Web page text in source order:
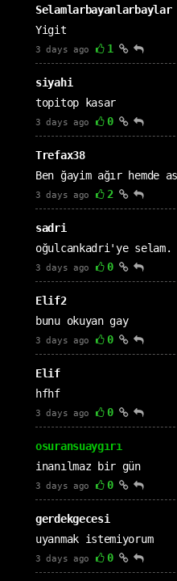
Selamlarbayanlarbaylar
Yigit
3 days ago 1
siyahi
topitop kasar
3 days ago 0
Trefax38
Ben ğayim ağır
3 days ago 2
sadri
oğulcankadri'ye selam.
3 days ago 0
Elif2
bunu okuyan gay
3 days ago 0
Elif
hfhf
3 days ago 0
osuransuaygırı
inanılmaz bir gün
3 days ago 0
gerdekgecesi
uyanmak istemiyorum
3 days ago 0